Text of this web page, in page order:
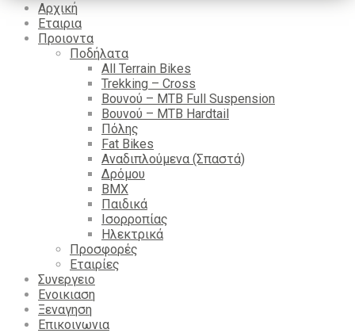
Αρχική
Εταιρια
Προιοντα
Ποδήλατα
All Terrain Bikes
Trekking – Cross
Βουνού – MTB Full Suspension
Βουνού – MTB Hardtail
Πόλης
Fat Bikes
Αναδιπλούμενα (Σπαστά)
Δρόμου
BMX
Παιδικά
Ισορροπίας
Ηλεκτρικά
Προσφορές
Εταιρίες
Συνεργειο
Ενοικιαση
Ξεναγηση
Επικοινωνια